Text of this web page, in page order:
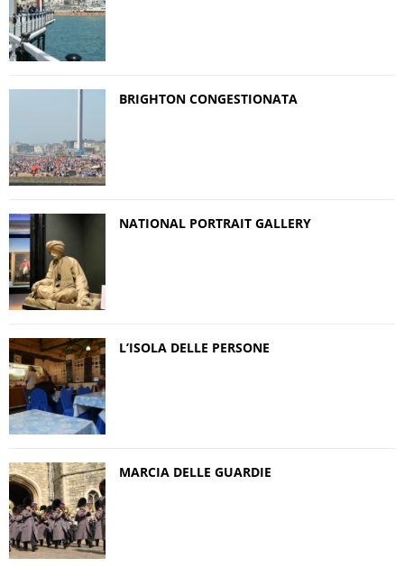
BRIGHTON CONGESTIONATA
NATIONAL PORTRAIT GALLERY
L’ISOLA DELLE PERSONE
MARCIA DELLE GUARDIE